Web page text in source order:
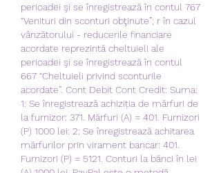
perioadei şi se înregistrează în contul 767
“Venituri din sconturi obţinute”; r în cazul
vânzătorului - reducerile financiare
acordate reprezintă cheltuieli ale
perioadei şi se înregistrează în contul
667 “Cheltuieli privind sconturile
acordate”. Cont Debit Cont Credit: Suma:
1: Se înregistrează achiziția de mărfuri de
la furnizor: 371. Mărfuri (A) = 401. Furnizori
(P) 1000 lei: 2: Se înregistrează achitarea
mărfurilor prin virament bancar: 401.
Furnizori (P) = 5121. Conturi la bănci în lei